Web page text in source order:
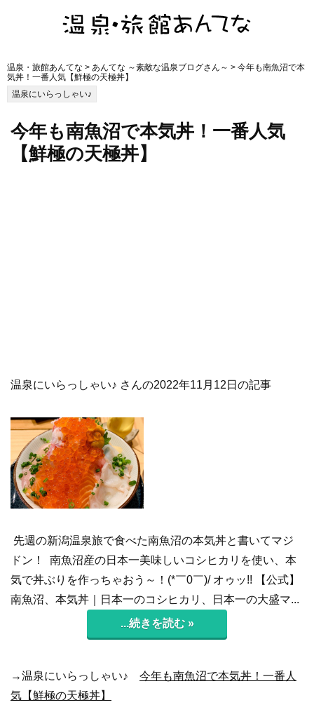
温泉・旅館あんてな > あんてな ～素敵な温泉ブログさん～ > 今年も南魚沼で本
気丼！一番人気【鮮極の天極丼】
温泉にいらっしゃい♪
今年も南魚沼で本気丼！一番人気
【鮮極の天極丼】
温泉にいらっしゃい♪ さんの2022年11月12日の記事
先週の新潟温泉旅で食べた南魚沼の本気丼と書いてマジ
ドン！ 南魚沼産の日本一美味しいコシヒカリを使い、本
気で丼ぶりを作っちゃおう～！(*￣0￣)/ オゥッ!! 【公式】
南魚沼、本気丼｜日本一のコシヒカリ、日本一の大盛マ...
...続きを読む »
→温泉にいらっしゃい♪ 今年も南魚沼で本気丼！一番人
気【鮮極の天極丼】